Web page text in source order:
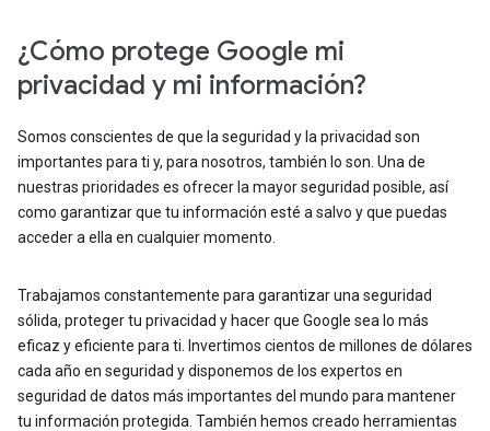
¿Cómo protege Google mi
privacidad y mi información?
Somos conscientes de que la seguridad y la privacidad son
importantes para ti y, para nosotros, también lo son. Una de
nuestras prioridades es ofrecer la mayor seguridad posible, así
como garantizar que tu información esté a salvo y que puedas
acceder a ella en cualquier momento.
Trabajamos constantemente para garantizar una seguridad
sólida, proteger tu privacidad y hacer que Google sea lo más
eficaz y eficiente para ti. Invertimos cientos de millones de dólares
cada año en seguridad y disponemos de los expertos en
seguridad de datos más importantes del mundo para mantener
tu información protegida. También hemos creado herramientas